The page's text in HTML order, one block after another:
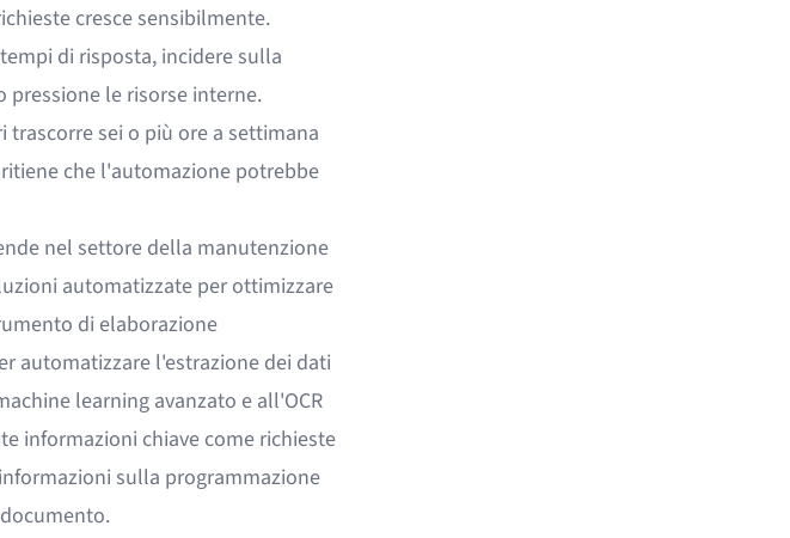
cresce sensibilmente.
di risposta, incidere sulla
le risorse interne.
trascorre sei o più ore a settimana
che l'automazione potrebbe
nel settore della manutenzione
automatizzate per ottimizzare
di elaborazione
automatizzare l'estrazione dei dati
learning avanzato e all'OCR
informazioni chiave come richieste
sulla programmazione